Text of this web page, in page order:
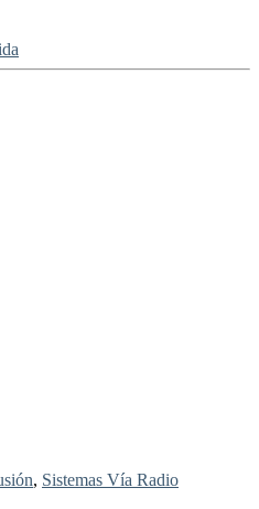
, Sistemas Vía Radio